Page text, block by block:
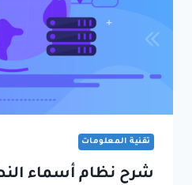
تقنية المعلومات